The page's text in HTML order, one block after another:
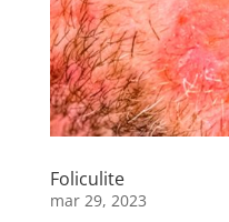
Foliculite
mar 29, 2023